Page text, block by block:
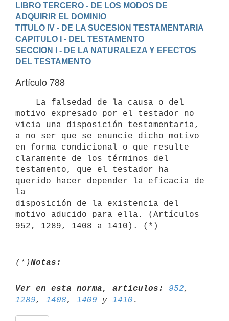
LIBRO TERCERO - DE LOS MODOS DE
ADQUIRIR EL DOMINIO
TITULO IV - DE LA SUCESION TESTAMENTARIA
CAPITULO I - DEL TESTAMENTO
SECCION I - DE LA NATURALEZA Y EFECTOS
DEL TESTAMENTO
Artículo 788
motivo expresado por el testador no
vicia una disposición testamentaria,
a no ser que se enuncie dicho motivo
en forma condicional o que resulte
claramente de los términos del
testamento, que el testador ha
querido hacer depender la eficacia de
la
disposición de la existencia del
motivo aducido para ella. (Artículos
(*)Notas:
Ver en esta norma, artículos: 952
1289, 1408, 1409 y 1410